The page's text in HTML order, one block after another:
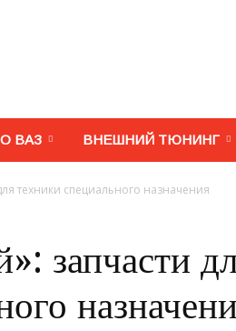
ВАЗ ВНЕШНИЙ ТЮНИНГ
техники специального назначения
запчасти